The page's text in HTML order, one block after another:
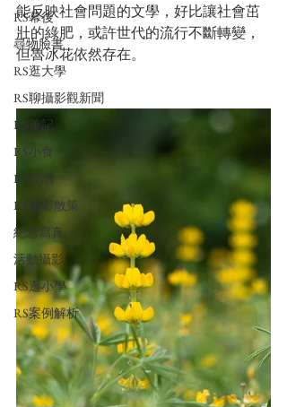
RS幕後
尋物臉書
RS逛大學
RS聊攝影觀新聞
RS筆記
RS小食
RS資訊
RS攝影散策
紀念寫真
活動攝影
RS逛小學
RS案例解析
能反映社會問題的文學，好比讓社會茁
壯的綠肥，或許世代的流行不斷轉變，
但魯冰花依然存在。